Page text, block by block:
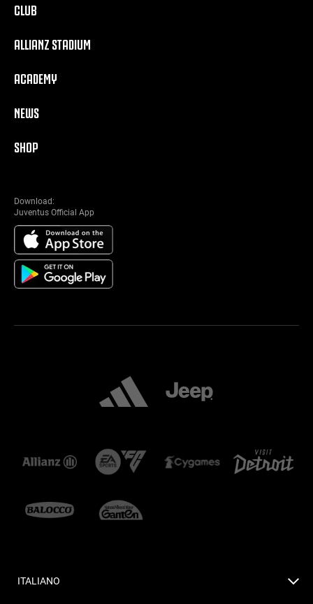
CLUB
ALLIANZ STADIUM
ACADEMY
NEWS
SHOP
Download:
Juventus Official App
ITALIANO